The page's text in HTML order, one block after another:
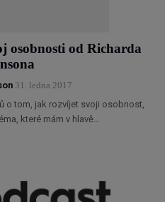
osobnosti od Richarda
31. ledna 2017
o tom, jak rozvíjet svoji osobnost,
které mám v hlavě…